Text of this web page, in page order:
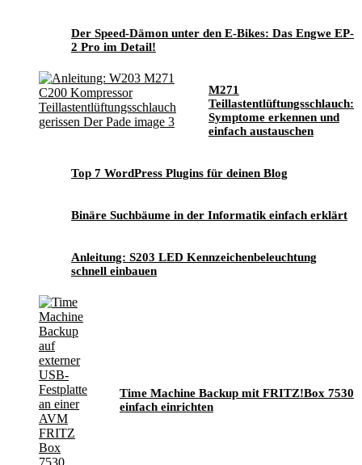
Der Speed-Dämon unter den E-Bikes: Das Engwe EP-
2 Pro im Detail!
M271
Teillastentlüftungsschlauch:
Symptome erkennen und
einfach austauschen
Top 7 WordPress Plugins für deinen Blog
Binäre Suchbäume in der Informatik einfach erklärt
Anleitung: S203 LED Kennzeichenbeleuchtung
schnell einbauen
Time Machine Backup mit FRITZ!Box 7530
einfach einrichten